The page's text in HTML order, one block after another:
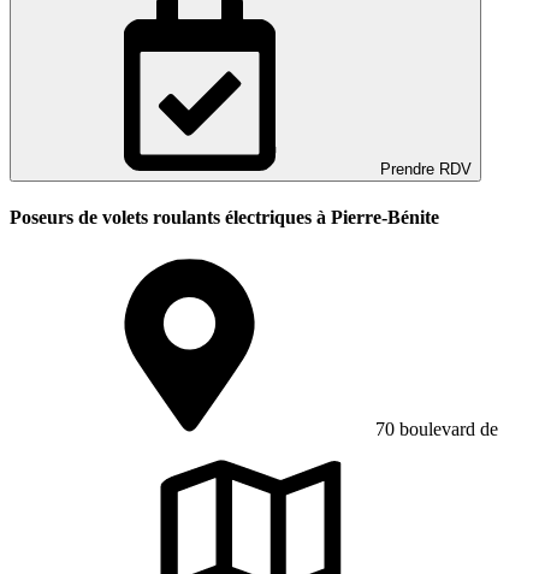
Prendre RDV
Poseurs de volets roulants électriques à Pierre-Bénite
70 boulevard de